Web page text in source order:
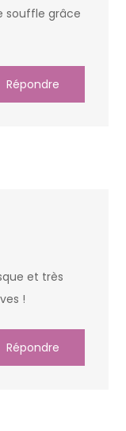
souffle grâce
Répondre
et très
!
Répondre